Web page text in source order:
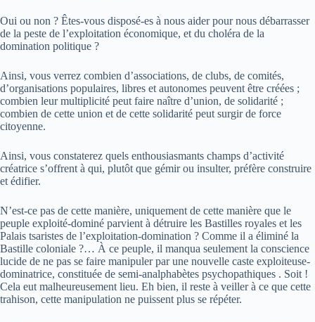
Oui ou non ? Êtes-vous disposé-es à nous aider pour nous débarrasser
de la peste de l’exploitation économique, et du choléra de la
domination politique ?
Ainsi, vous verrez combien d’associations, de clubs, de comités,
d’organisations populaires, libres et autonomes peuvent être créées ;
combien leur multiplicité peut faire naître d’union, de solidarité ;
combien de cette union et de cette solidarité peut surgir de force
citoyenne.
Ainsi, vous constaterez quels enthousiasmants champs d’activité
créatrice s’offrent à qui, plutôt que gémir ou insulter, préfère construire
et édifier.
N’est-ce pas de cette manière, uniquement de cette manière que le
peuple exploité-dominé parvient à détruire les Bastilles royales et les
Palais tsaristes de l’exploitation-domination ? Comme il a éliminé la
Bastille coloniale ?… À ce peuple, il manqua seulement la conscience
lucide de ne pas se faire manipuler par une nouvelle caste exploiteuse-
dominatrice, constituée de semi-analphabètes psychopathiques . Soit !
Cela eut malheureusement lieu. Eh bien, il reste à veiller à ce que cette
trahison, cette manipulation ne puissent plus se répéter.